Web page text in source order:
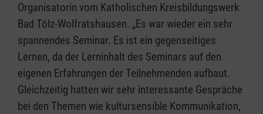
Organisatorin vom Katholischen Kreisbildungswerk
Bad Tölz-Wolfratshausen. „Es war wieder ein sehr
spannendes Seminar. Es ist ein gegenseitiges
Lernen, da der Lerninhalt des Seminars auf den
eigenen Erfahrungen der Teilnehmenden aufbaut.
Gleichzeitig hatten wir sehr interessante Gespräche
bei den Themen wie kultursensible Kommunikation,